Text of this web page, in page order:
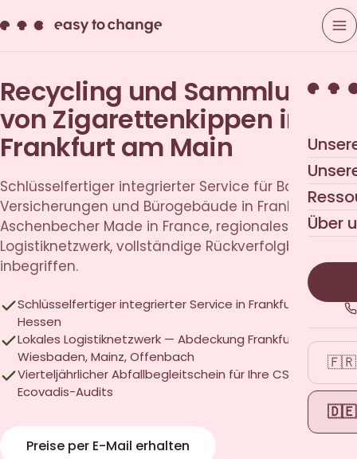
Über
🇫🇷
🇩🇪
Recycling und Sammlung
von Zigarettenkippen in
Frankfurt am Main
Schlüsselfertiger integrierter Service für Banken,
Versicherungen und Bürogebäude in Frankfurt.
Aschenbecher Made in France, regionales
Logistiknetzwerk, vollständige Rückverfolgbarkeit
inbegriffen.
Schlüsselfertiger integrierter Service in Frankfurt und in
Hessen
Lokales Logistiknetzwerk — Abdeckung Frankfurt am Main,
Wiesbaden, Mainz, Offenbach
Vierteljährlicher Abfallbegleitschein für Ihre CSRD- und
Ecovadis-Audits
Preise per E-Mail erhalten